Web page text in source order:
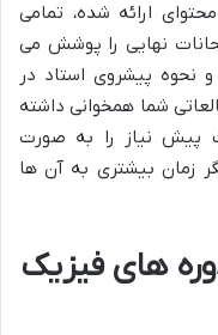
ارائه شده، تمامی
نهایی را پوشش می
نحوه پیشروی استاد در
شما همخوانی داشته
پیش نیاز را به صورت
زمان بیشتری به آن ها
های فیزیک